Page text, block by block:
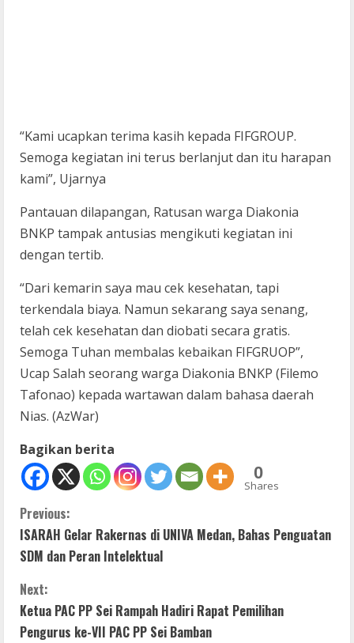
“Kami ucapkan terima kasih kepada FIFGROUP.
Semoga kegiatan ini terus berlanjut dan itu harapan
kami”, Ujarnya
Pantauan dilapangan, Ratusan warga Diakonia
BNKP tampak antusias mengikuti kegiatan ini
dengan tertib.
“Dari kemarin saya mau cek kesehatan, tapi
terkendala biaya. Namun sekarang saya senang,
telah cek kesehatan dan diobati secara gratis.
Semoga Tuhan membalas kebaikan FIFGRUOP”,
Ucap Salah seorang warga Diakonia BNKP (Filemo
Tafonao) kepada wartawan dalam bahasa daerah
Nias. (AzWar)
Bagikan berita
0
Shares
C
o
n
t
Previous:
ISARAH Gelar Rakernas di UNIVA Medan, Bahas Penguatan
SDM dan Peran Intelektual
Next:
Ketua PAC PP Sei Rampah Hadiri Rapat Pemilihan
Pengurus ke-VII PAC PP Sei Bamban